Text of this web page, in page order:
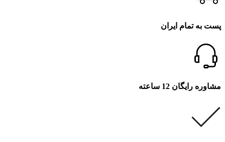
پست به تمام ایران
مشاوره رایگان 12 ساعته